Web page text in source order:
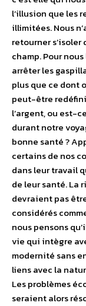
l’illusion que les
illimitées. Nous
retourner
champ. Pour
arrêter les
plus que ce dont
peut-être
l’argent, ou est-
durant notre
bonne santé ?
certains de nos
dans leur travail
de leur santé. La
devraient pas
considérés
nous pensons
vie qui intègre
modernité sans
liens avec la
Les problèmes
seraient alors